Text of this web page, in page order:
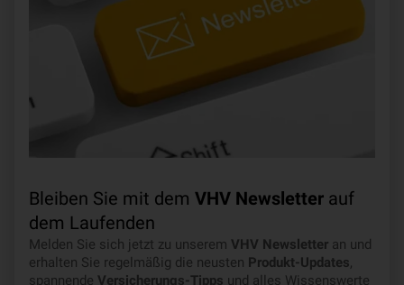
Bleiben Sie mit dem VHV Newsletter auf
dem Laufenden
Melden Sie sich jetzt zu unserem VHV Newsletter an und
erhalten Sie regelmäßig die neusten Produkt-Updates,
spannende Versicherungs-Tipps und alles Wissenswerte